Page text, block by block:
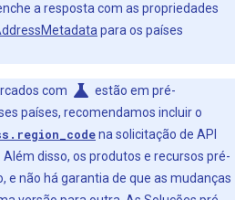
a resposta com as propriedades
para os países
com science estão em pré-
países, recomendamos incluir o
na solicitação de API
disso, os produtos e recursos pré-
e não há garantia de que as mudanças